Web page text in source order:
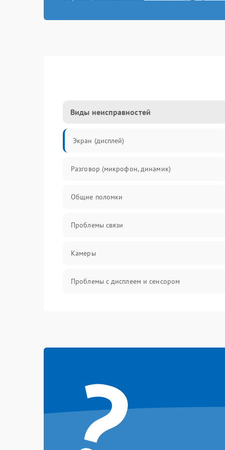
Виды неисправностей
Экран (дисплей)
Разговор (микрофон, динамик)
Общие поломки
Проблемы связи
Камеры
Проблемы с дисплеем и сенсором
аккумулятором